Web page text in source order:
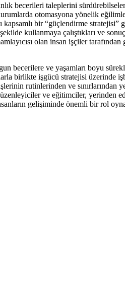
becerileri taleplerini
otomasyona yönelik
bir “güçlendirme stratejisi”
kullanmaya çalıştıkları ve
olan insan işçiler
becerilere ve yaşamları boyu
birlikte işgücü stratejisi üzerinde
rutinlerinden ve sınırlarından
ve eğitimciler, yerinden
gelişiminde önemli bir rol